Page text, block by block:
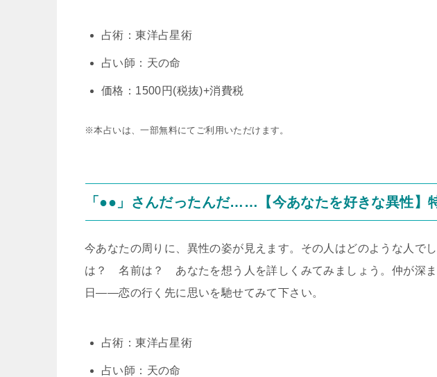
占術：東洋占星術
占い師：天の命
価格：1500円(税抜)+消費税
※本占いは、一部無料にてご利用いただけます。
「●●」さんだったんだ……【今あなたを好きな異性】
今あなたの周りに、異性の姿が見えます。その人はどのような人
は？ 名前は？ あなたを想う人を詳しくみてみましょう。仲が深ま
日――恋の行く先に思いを馳せてみて下さい。
占術：東洋占星術
占い師：天の命